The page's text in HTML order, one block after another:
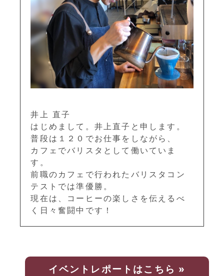
井上 直子
はじめまして。井上直子と申します。
普段は１２０でお仕事をしながら、
カフェでバリスタとして働いていま
す。
前職のカフェで行われたバリスタコン
テストでは準優勝。
現在は、コーヒーの楽しさを伝えるべ
く日々奮闘中です！
イベントレポートはこちら »